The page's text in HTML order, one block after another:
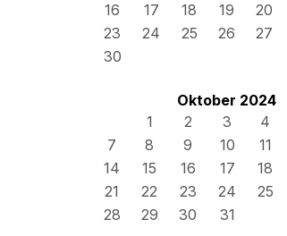
16
17 18 19 20
23
24 25 26 27
30
Oktober 2024
1
2 3 4
7
8 9 10 11
14
15 16 17 18
21
22 23 24 25
28
29 30 31